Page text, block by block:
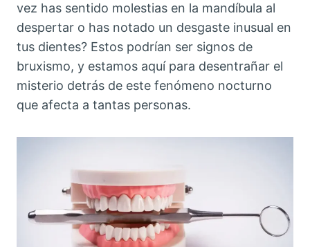
vez has sentido molestias en la mandíbula al
despertar o has notado un desgaste inusual en
tus dientes? Estos podrían ser signos de
bruxismo, y estamos aquí para desentrañar el
misterio detrás de este fenómeno nocturno
que afecta a tantas personas.